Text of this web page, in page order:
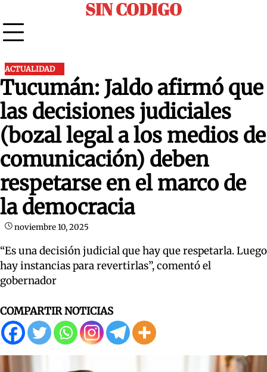
to
content
SIN CODIGO
ACTUALIDAD
Tucumán: Jaldo afirmó que
las decisiones judiciales
(bozal legal a los medios de
comunicación) deben
respetarse en el marco de
la democracia
noviembre 10, 2025
“Es una decisión judicial que hay que respetarla. Luego
hay instancias para revertirlas”, comentó el
gobernador
COMPARTIR NOTICIAS